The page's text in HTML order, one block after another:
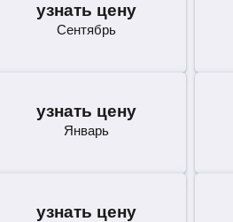
узнать цену
Сентябрь
узнать цену
Январь
узнать цену